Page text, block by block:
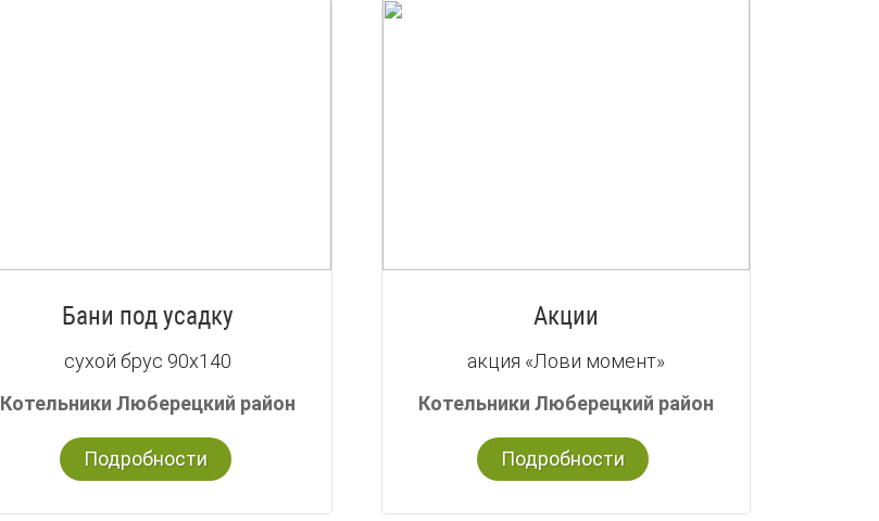
Бани под усадку
сухой брус 90х140
Котельники Люберецкий район
Подробности
Акции
акция «Лови момент»
Котельники Люберецкий район
Подробности